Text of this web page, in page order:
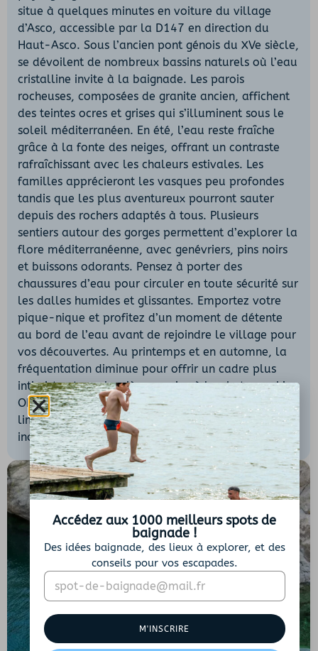
situe à quelques minutes en voiture du village
d’Asco, accessible par la D147 en direction du
Haut-Asco. Sous l’ancien pont génois du XVe siècle,
se dévoilent de nombreux bassins naturels où l’eau
cristalline invite à la baignade. Les parois
rocheuses, composées de granite ancien, affichent
des teintes ocres et grises qui s’illuminent sous le
soleil méditerranéen. En été, l’eau reste fraîche
grâce à la fonte des neiges, offrant un contraste
rafraîchissant avec les chaleurs estivales. Les
familles apprécieront les vasques peu profondes
tandis que les plus aventureux pourront sauter
depuis des rochers adaptés à tous. Plusieurs
sentiers autour des gorges permettent d’explorer la
flore méditerranéenne, avec genévriers, pins noirs
et buissons odorants. Pensez à porter des
chaussures d’eau pour circuler en toute sécurité sur
les dalles humides et glissantes. Emportez votre
pique-nique et profitez d’un moment de détente
au bord de l’eau avant de rejoindre le village pour
vos découvertes. Au printemps et en automne, la
fréquentation diminue pour offrir un cadre plus
intimiste et une lumière propice à la photographie.
Observez libellules et petits poissons dans l’eau
limpide avant de repartir avec des souvenirs
inoubliables gravés dans votre mémoire.
Accédez aux 1000 meilleurs spots de
baignade !
Des idées baignade, des lieux à explorer, et des
conseils pour vos escapades.
E
a
i
l
E
E
a
i
l
M'INSCRIRE